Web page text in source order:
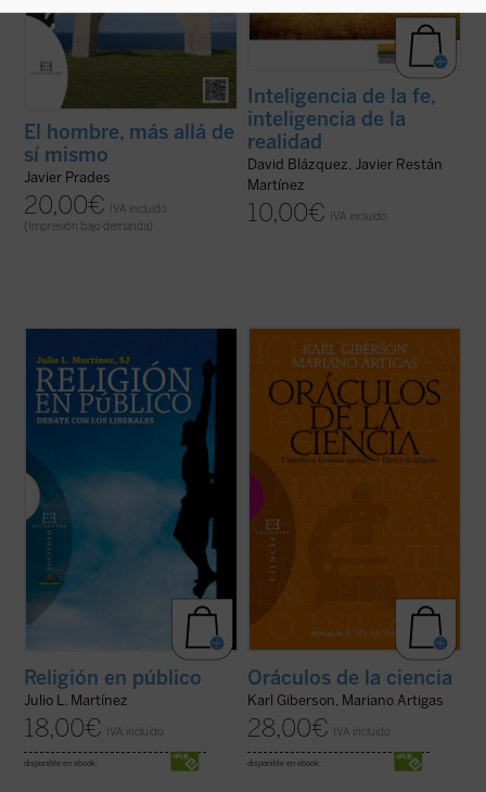
El hombre, más allá de
sí mismo
Javier Prades
20,00€
IVA incluido
(Impresión bajo demanda)
Inteligencia de la fe,
inteligencia de la
realidad
David Blázquez, Javier Restán
Martínez
10,00€ IVA incluido
presencia pública de la religión estudiando
una tradición ---la liberal---, que ha sido
determinante en los últimos siglos del
pensamiento occidental. Es una corriente
que, si entre los siglos XVII ...(ver ficha)
Religión en público
Julio L. Martínez
18,00€ IVA incluido
disponible en ebook:
La ciencia forma parte de nuestra
compresión contemporánea del mundo y
de nuestra esperanza en el futuro. Para
algunos ha desplazado a la religión, y los
creyentes deben afrontar los desafíos
planteados por la ciencia. Sin embargo,
pocos tienen ...(ver ficha)
Oráculos de la ciencia
Karl Giberson, Mariano Artigas
28,00€ IVA incluido
disponible en ebook: